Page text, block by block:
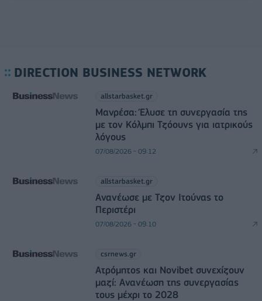
DIRECTION BUSINESS NETWORK
allstarbasket.gr
Μανρέσα: Έλυσε τη συνεργασία της
με τον Κόλμπι Τζόουνς για ιατρικούς
λόγους
07/08/2026 - 09:12
allstarbasket.gr
Ανανέωσε με Τζον Ιτούνας το
Περιστέρι
07/08/2026 - 09:10
csrnews.gr
Ατρόμητος και Novibet συνεχίζουν
μαζί: Ανανέωση της συνεργασίας
τους μέχρι το 2028